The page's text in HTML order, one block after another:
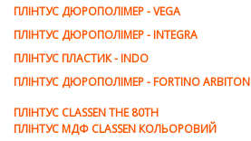
ПЛІНТУС ДЮРОПОЛІМЕР - VEGA
ПЛІНТУС ДЮРОПОЛІМЕР - INTEGRA
ПЛІНТУС ПЛАСТИК - INDO
ПЛІНТУС ДЮРОПОЛІМЕР - FORTINO ARBITON
ПЛІНТУС CLASSEN THE 80TH
ПЛІНТУС МДФ CLASSEN КОЛЬОРОВИЙ